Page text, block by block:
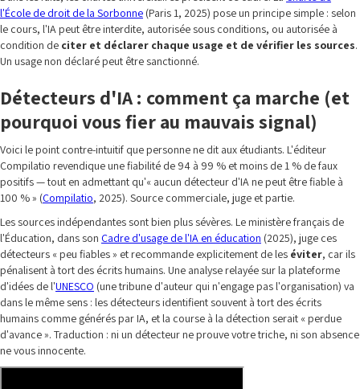
l'École de droit de la Sorbonne (Paris 1, 2025) pose un principe simple : selon
le cours, l'IA peut être interdite, autorisée sous conditions, ou autorisée à
condition de citer et déclarer chaque usage et de vérifier les sources.
Un usage non déclaré peut être sanctionné.
Détecteurs d'IA : comment ça marche (et
pourquoi vous fier au mauvais signal)
Voici le point contre-intuitif que personne ne dit aux étudiants. L'éditeur
Compilatio revendique une fiabilité de 94 à 99 % et moins de 1 % de faux
positifs — tout en admettant qu'« aucun détecteur d'IA ne peut être fiable à
100 % » (Compilatio, 2025). Source commerciale, juge et partie.
Les sources indépendantes sont bien plus sévères. Le ministère français de
l'Éducation, dans son Cadre d'usage de l'IA en éducation (2025), juge ces
détecteurs « peu fiables » et recommande explicitement de les éviter, car ils
pénalisent à tort des écrits humains. Une analyse relayée sur la plateforme
d'idées de l'UNESCO (une tribune d'auteur qui n'engage pas l'organisation) va
dans le même sens : les détecteurs identifient souvent à tort des écrits
humains comme générés par IA, et la course à la détection serait « perdue
d'avance ». Traduction : ni un détecteur ne prouve votre triche, ni son absence
ne vous innocente.